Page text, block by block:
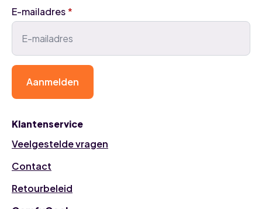
Klantenservice
Veelgestelde vragen
Contact
Retourbeleid
E-mailadres*
Aanmelden